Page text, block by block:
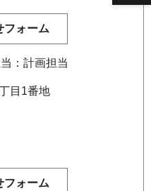
：計画担当
目1番地